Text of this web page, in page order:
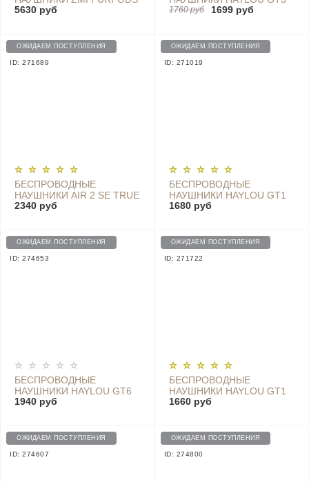
PRO (БЕЛЫЙ) - TW100ZM
5630 руб
TWS EARBUDS, BLACK -
1760 руб 1699 руб
ОЖИДАЕМ ПОСТУПЛЕНИЯ
ID: 271689
БЕСПРОВОДНЫЕ
НАУШНИКИ AIR 2 SE TRUE
WIRELESS EARPHONES
2340 руб
ОЖИДАЕМ ПОСТУПЛЕНИЯ
ID: 271019
БЕСПРОВОДНЫЕ
НАУШНИКИ HAYLOU GT1
TWS BLUETOOTH
1680 руб
ОЖИДАЕМ ПОСТУПЛЕНИЯ
ID: 274653
БЕСПРОВОДНЫЕ
НАУШНИКИ HAYLOU GT6
WHITE
1940 руб
ОЖИДАЕМ ПОСТУПЛЕНИЯ
ID: 271722
БЕСПРОВОДНЫЕ
НАУШНИКИ HAYLOU GT1
XR, BLACK
1660 руб
ОЖИДАЕМ ПОСТУПЛЕНИЯ
ID: 274607
ОЖИДАЕМ ПОСТУПЛЕНИЯ
ID: 274800